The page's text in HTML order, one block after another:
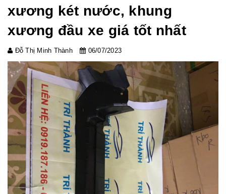
xương két nước, khung
xương đầu xe giá tốt nhất
Đỗ Thị Minh Thành 06/07/2023